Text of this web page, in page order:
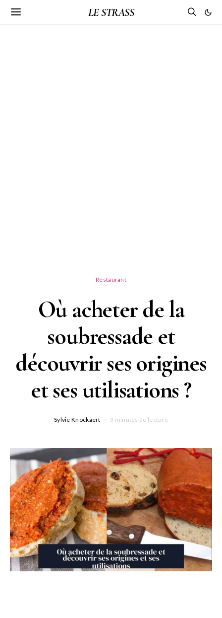
LE STRASS
Restaurant
Où acheter de la
soubressade et
découvrir ses origines
et ses utilisations ?
Sylvie Knockaert 3 minutes de lecture